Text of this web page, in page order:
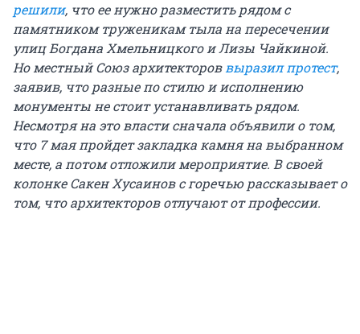
решили, что ее нужно разместить рядом с
памятником труженикам тыла на пересечении
улиц Богдана Хмельницкого и Лизы Чайкиной.
Но местный Союз архитекторов выразил протест,
заявив, что разные по стилю и исполнению
монументы не стоит устанавливать рядом.
Несмотря на это власти сначала объявили о том,
что 7 мая пройдет закладка камня на выбранном
месте, а потом отложили мероприятие. В своей
колонке Сакен Хусаинов с горечью рассказывает о
том, что архитекторов отлучают от профессии.